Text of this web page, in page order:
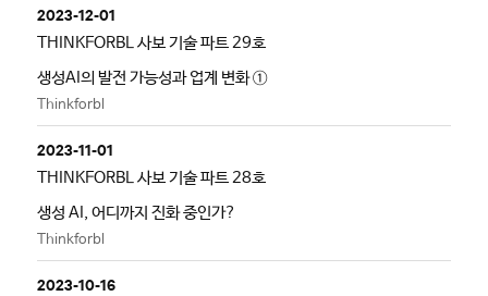
2023-12-01
THINKFORBL 사보 기술 파트 29호
생성AI의 발전 가능성과 업계 변화 ①
Thinkforbl
2023-11-01
THINKFORBL 사보 기술 파트 28호
생성 AI, 어디까지 진화 중인가?
Thinkforbl
2023-10-16